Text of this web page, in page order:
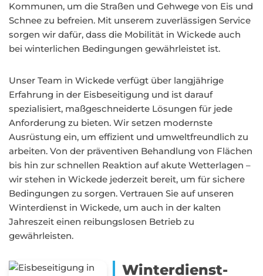
Kommunen, um die Straßen und Gehwege von Eis und
Schnee zu befreien. Mit unserem zuverlässigen Service
sorgen wir dafür, dass die Mobilität in Wickede auch
bei winterlichen Bedingungen gewährleistet ist.
Unser Team in Wickede verfügt über langjährige
Erfahrung in der Eisbeseitigung und ist darauf
spezialisiert, maßgeschneiderte Lösungen für jede
Anforderung zu bieten. Wir setzen modernste
Ausrüstung ein, um effizient und umweltfreundlich zu
arbeiten. Von der präventiven Behandlung von Flächen
bis hin zur schnellen Reaktion auf akute Wetterlagen –
wir stehen in Wickede jederzeit bereit, um für sichere
Bedingungen zu sorgen. Vertrauen Sie auf unseren
Winterdienst in Wickede, um auch in der kalten
Jahreszeit einen reibungslosen Betrieb zu
gewährleisten.
Winterdienst-